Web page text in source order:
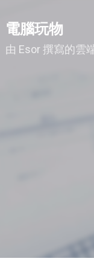
電腦玩物
由 Esor 撰寫的雲